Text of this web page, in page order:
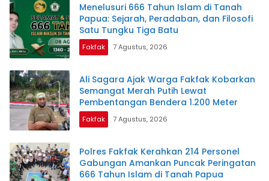
Menelusuri 666 Tahun Islam di Tanah
Papua: Sejarah, Peradaban, dan Filosofi
Satu Tungku Tiga Batu
Fakfak 7 Agustus, 2026
Ali Sagara Ajak Warga Fakfak Kobarkan
Semangat Merah Putih Lewat
Pembentangan Bendera 1.200 Meter
Fakfak 7 Agustus, 2026
Polres Fakfak Kerahkan 214 Personel
Gabungan Amankan Puncak Peringatan
666 Tahun Islam di Tanah Papua